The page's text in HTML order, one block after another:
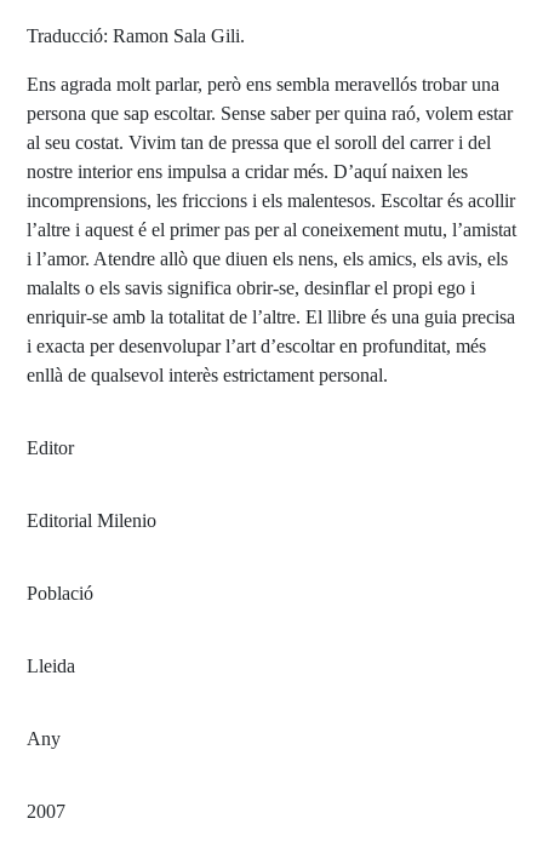
Traducció: Ramon Sala Gili.
Ens agrada molt parlar, però ens sembla meravellós trobar una
persona que sap escoltar. Sense saber per quina raó, volem estar
al seu costat. Vivim tan de pressa que el soroll del carrer i del
nostre interior ens impulsa a cridar més. D’aquí naixen les
incomprensions, les friccions i els malentesos. Escoltar és acollir
l’altre i aquest é el primer pas per al coneixement mutu, l’amistat
i l’amor. Atendre allò que diuen els nens, els amics, els avis, els
malalts o els savis significa obrir-se, desinflar el propi ego i
enriquir-se amb la totalitat de l’altre. El llibre és una guia precisa
i exacta per desenvolupar l’art d’escoltar en profunditat, més
enllà de qualsevol interès estrictament personal.
Editor
Editorial Milenio
Població
Lleida
Any
2007